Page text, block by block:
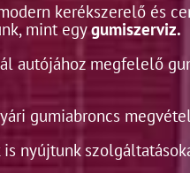
kerékszerelő és
mint egygumiszerviz.
autójához megfelelő
gumiabroncs
nyújtunk